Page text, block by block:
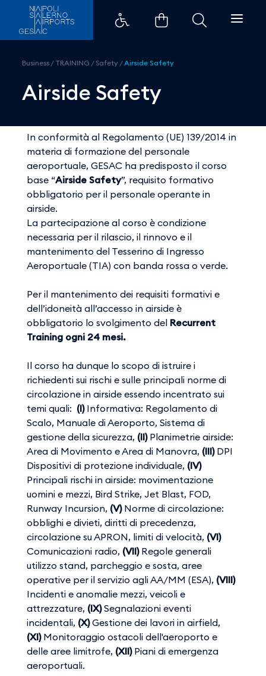
Airside Safety - Aeroporti di
Business / TRAINING / Safety /Airside Safety
Airside Safety
In conformità al Regolamento (UE) 139/2014 in
materia di formazione del personale
aeroportuale, GESAC ha predisposto il corso
base “Airside Safety”, requisito formativo
obbligatorio per il personale operante in
airside.
La partecipazione al corso è condizione
necessaria per il rilascio, il rinnovo e il
mantenimento del Tesserino di Ingresso
Aeroportuale (TIA) con banda rossa o verde.
Per il mantenimento dei requisiti formativi e
dell’idoneità all’accesso in airside è
obbligatorio lo svolgimento del Recurrent
Training ogni 24 mesi.
Il corso ha dunque lo scopo di istruire i
richiedenti sui rischi e sulle principali norme di
circolazione in airside essendo incentrato sui
temi quali: (I)Informativa: Regolamento di
Scalo, Manuale di Aeroporto, Sistema di
gestione della sicurezza, (II)Planimetrie airside:
Area di Movimento e Area di Manovra, (III)DPI
Dispositivi di protezione individuale, (IV)
Principali rischi in airside: movimentazione
uomini e mezzi, Bird Strike, Jet Blast, FOD,
Runway Incursion, (V)Norme di circolazione:
obblighi e divieti, diritti di precedenza,
circolazione su APRON, limiti di velocità, (VI)
Comunicazioni radio, (VII) Regole generali
utilizzo stand, parcheggio e sosta, aree
operative per il servizio agli AA/MM (ESA), (VIII)
Incidenti e anomalie mezzi, veicoli e
attrezzature, (IX)Segnalazioni eventi
incidentali, (X)Gestione dei lavori in airfield,
(XI) Monitoraggio ostacoli dell'aeroporto e
delle aree limitrofe, (XII)Piani di emergenza
aeroportuali.